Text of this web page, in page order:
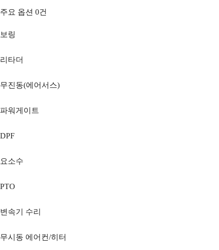
주요 옵션 0건
보링
리타더
무진동(에어서스)
파워게이트
DPF
요소수
PTO
변속기 수리
무시동 에어컨/히터